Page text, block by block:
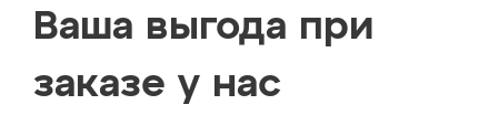
Ваша выгода при
заказе у нас